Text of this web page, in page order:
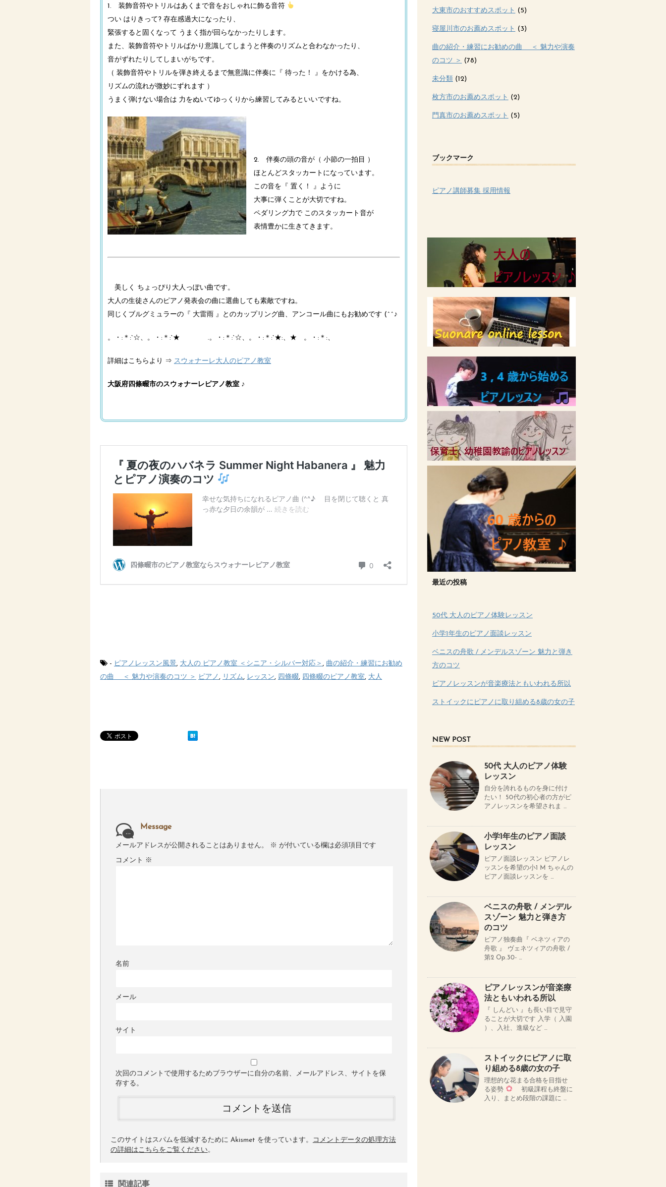
1. 装飾音符やトリルはあくまで音をおしゃれに飾る音符
つい はりきって? 存在感過大になったり、
緊張すると固くなって うまく指が回らなかったりします。
また、装飾音符やトリルばかり意識してしまうと伴奏のリズムと合わなかったり、
音がずれたりしてしまいがちです。
（ 装飾音符やトリルを弾き終えるまで無意識に伴奏に『 待った！ 』をかける為、
リズムの流れが微妙にずれます ）
うまく弾けない場合は 力をぬいてゆっくりから練習してみるといいですね。
2. 伴奏の頭の音が（ 小節の一拍目 ）
ほとんどスタッカートになっています。
この音を『 置く！ 』ように
大事に弾くことが大切ですね。
ペダリング力で このスタッカート音が
表情豊かに生きてきます。
美しく ちょっぴり大人っぽい曲です。
大人の生徒さんのピアノ発表会の曲に選曲しても素敵ですね。
同じくブルグミュラーの『 大雷雨 』とのカップリング曲、アンコール曲にもお勧めです (^^♪
。・:＊:`☆、。・:＊:`★ .。・:＊:`☆、。・:＊:`★:、★ 。・:＊:、
詳細はこちらより ⇒ スウォナーレ大人のピアノ教室
大阪府四條畷市のスウォナーレピアノ教室 ♪
- ピアノレッスン風景, 大人の ピアノ教室 ＜シニア・シルバー対応＞ , 曲の紹介・練習にお勧め
の曲 ＜ 魅力や演奏のコツ ＞ ピアノ , リズム, レッスン, 四條畷, 四條畷のピアノ教室, 大人
Message
メールアドレスが公開されることはありません。 ※ が付いている欄は必須項目です
コメント ※
名前
メール
サイト
次回のコメントで使用するためブラウザーに自分の名前、メールアドレス、サイトを保
存する。
このサイトはスパムを低減するために Akismet を使っています。
コメントデータの処理方法
の詳細はこちらをご覧ください。
関連記事
大東市のおすすめスポット (5)
寝屋川市のお薦めスポット (3)
曲の紹介・練習にお勧めの曲 ＜ 魅力や演奏
のコツ ＞ (78)
未分類 (12)
枚方市のお薦めスポット (2)
門真市のお薦めスポット (5)
ブックマーク
ピアノ講師募集 採用情報
最近の投稿
50代 大人のピアノ体験レッスン
小学1年生のピアノ面談レッスン
ベニスの舟歌 / メンデルスゾーン 魅力と弾き
方のコツ
ピアノレッスンが音楽療法ともいわれる所以
ストイックにピアノに取り組める8歳の女の子
NEW POST
50代 大人のピアノ体験
レッスン
自分を誇れるものを身に付け
たい！ 50代の初心者の方がピ
アノレッスンを希望されま …
小学1年生のピアノ面談
レッスン
ピアノ面談レッスン ピアノレ
ッスンを希望の小1 M ちゃんの
ピアノ面談レッスンを …
ベニスの舟歌 / メンデル
スゾーン 魅力と弾き方
のコツ
ピアノ独奏曲『 ベネツィアの
舟歌 』 ヴェネツィアの舟歌 /
第2 Op.30- …
ピアノレッスンが音楽療
法ともいわれる所以
『 しんどい 』も長い目で見守
ることが大切です 入学（ 入園
）、入社、進級など …
ストイックにピアノに取
り組める8歳の女の子
理想的な花まる合格を目指せ
る姿勢
初級課程も終盤に
入り、まとめ段階の課題に …